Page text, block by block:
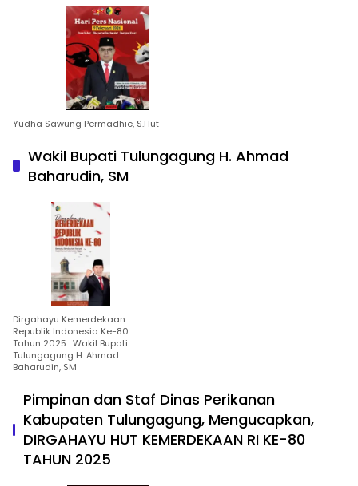
Yudha Sawung Permadhie, S.Hut
Wakil Bupati Tulungagung H. Ahmad
Baharudin, SM
Dirgahayu Kemerdekaan
Republik Indonesia Ke-80
Tahun 2025 : Wakil Bupati
Tulungagung H. Ahmad
Baharudin, SM
Pimpinan dan Staf Dinas Perikanan
Kabupaten Tulungagung, Mengucapkan,
DIRGAHAYU HUT KEMERDEKAAN RI KE-80
TAHUN 2025